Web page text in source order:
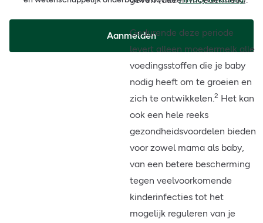
Gedurende deze periode
levert alleen moedermelk alle
voedingsstoffen die je baby
nodig heeft om te groeien en
zich te ontwikkelen. 2 Het kan
ook een hele reeks
gezondheidsvoordelen bieden
voor zowel mama als baby,
van een betere bescherming
tegen veelvoorkomende
kinderinfecties tot het
mogelijk reguleren van je
Aanmelden